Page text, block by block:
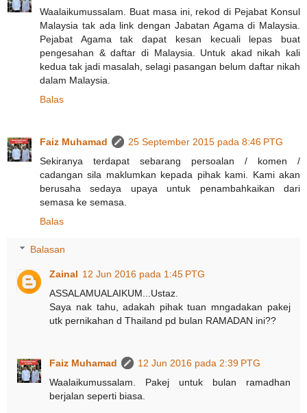
Waalaikumussalam. Buat masa ini, rekod di Pejabat Konsul
Malaysia tak ada link dengan Jabatan Agama di Malaysia.
Pejabat Agama tak dapat kesan kecuali lepas buat
pengesahan & daftar di Malaysia. Untuk akad nikah kali
kedua tak jadi masalah, selagi pasangan belum daftar nikah
dalam Malaysia.
Balas
Faiz Muhamad
25 September 2015 pada 8:46 PTG
Sekiranya terdapat sebarang persoalan / komen /
cadangan sila maklumkan kepada pihak kami. Kami akan
berusaha sedaya upaya untuk penambahkaikan dari
semasa ke semasa.
Balas
Balasan
Zainal 12 Jun 2016 pada 1:45 PTG
ASSALAMUALAIKUM...Ustaz.
Saya nak tahu, adakah pihak tuan mngadakan pakej
utk pernikahan d Thailand pd bulan RAMADAN ini??
Faiz Muhamad
12 Jun 2016 pada 2:39 PTG
Waalaikumussalam. Pakej untuk bulan ramadhan
berjalan seperti biasa.